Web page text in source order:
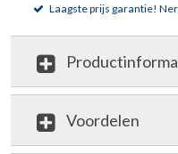
Laagste prijs garantie!
Voordelen